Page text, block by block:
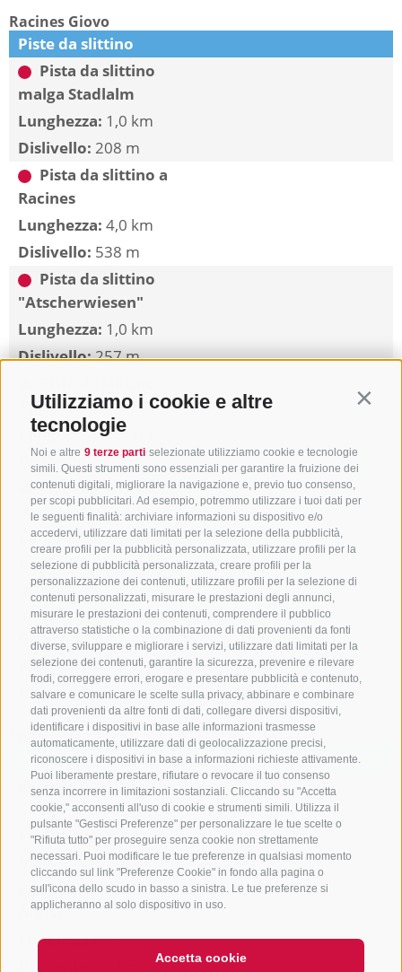
Utilizziamo i cookie e altre
tecnologie
Noi e altre 9 terze parti selezionate utilizziamo cookie e tecnologie
simili. Questi strumenti sono essenziali per garantire la fruizione dei
contenuti digitali, migliorare la navigazione e, previo tuo consenso,
per scopi pubblicitari. Ad esempio, potremmo utilizzare i tuoi dati per
le seguenti finalità: archiviare informazioni su dispositivo e/o
accedervi, utilizzare dati limitati per la selezione della pubblicità,
creare profili per la pubblicità personalizzata, utilizzare profili per la
selezione di pubblicità personalizzata, creare profili per la
personalizzazione dei contenuti, utilizzare profili per la selezione di
contenuti personalizzati, misurare le prestazioni degli annunci,
misurare le prestazioni dei contenuti, comprendere il pubblico
attraverso statistiche o la combinazione di dati provenienti da fonti
diverse, sviluppare e migliorare i servizi, utilizzare dati limitati per la
selezione dei contenuti, garantire la sicurezza, prevenire e rilevare
frodi, correggere errori, erogare e presentare pubblicità e contenuto,
salvare e comunicare le scelte sulla privacy, abbinare e combinare
dati provenienti da altre fonti di dati, collegare diversi dispositivi,
identificare i dispositivi in base alle informazioni trasmesse
automaticamente, utilizzare dati di geolocalizzazione precisi,
riconoscere i dispositivi in base a informazioni richieste attivamente.
Puoi liberamente prestare, rifiutare o revocare il tuo consenso
senza incorrere in limitazioni sostanziali. Cliccando su "Accetta
cookie," acconsenti all'uso di cookie e strumenti simili. Utilizza il
pulsante "Gestisci Preferenze" per personalizzare le tue scelte o
"Rifiuta tutto" per proseguire senza cookie non strettamente
necessari. Puoi modificare le tue preferenze in qualsiasi momento
cliccando sul link "Preferenze Cookie" in fondo alla pagina o
sull'icona dello scudo in basso a sinistra. Le tue preferenze si
applicheranno al solo dispositivo in uso.
Accetta cookie
Racines Giovo
Piste da slittino
Pista da slittino
malga Stadlalm
Lunghezza: 1,0 km
Dislivello: 208 m
Pista da slittino a
Racines
Lunghezza: 4,0 km
Dislivello: 538 m
Pista da slittino
"Atscherwiesen"
Lunghezza: 1,0 km
Dislivello:257 m
"Tonnerboden"
Lunghezza:0,0 km
Dislivello:82 m
Pista da slittino
malga Wurzeralm
Lunghezza:2,0 km
Dislivello: 383 m
Pista da slittino
malga Untere
Gewingesalm
Lunghezza:4,0 km
Dislivello:368 m
Colle Isarco
Piste da slittino
Pista da slittino
Zirago
Lunghezza:5,0 km
Dislivello:517 m
Pista da slittino
Allriss
Lunghezza:3,0 km
Dislivello: